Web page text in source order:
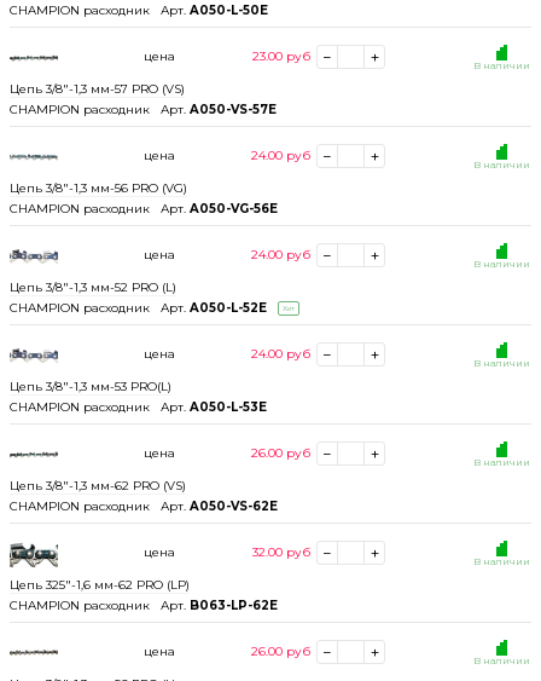
CHAMPION расходник
Арт. A050-L-50E
Цепь 3/8"-1,3 мм-57 PRO (VS)
CHAMPION расходник
Арт. A050-VS-57E
В наличии
цена 23.00 руб
Цепь 3/8"-1,3 мм-56 PRO (VG)
CHAMPION расходник
Арт. A050-VG-56E
В наличии
цена 24.00 руб
Цепь 3/8"-1,3 мм-52 PRO (L)
CHAMPION расходник
Арт. A050-L-52E Хит
В наличии
цена 24.00 руб
Цепь 3/8"-1,3 мм-53 PRO(L)
CHAMPION расходник
Арт. A050-L-53E
В наличии
цена 24.00 руб
Цепь 3/8"-1,3 мм-62 PRO (VS)
CHAMPION расходник
Арт. A050-VS-62E
В наличии
цена 26.00 руб
Цепь 325"-1,6 мм-62 PRO (LP)
CHAMPION расходник
Арт. B063-LP-62E
В наличии
цена 32.00 руб
В наличии
цена 26.00 руб